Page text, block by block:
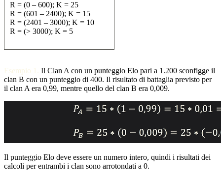
R = (0 – 600); K = 25
R = (601 – 2400); K = 15
R = (2401 – 3000); K = 10
R = (> 3000); K = 5
Esempio 1.
Il Clan A con un punteggio Elo pari a 1.200 sconfigge il
clan B con un punteggio di 400. Il risultato di battaglia previsto per
il clan A era 0,99, mentre quello del clan B era 0,009.
Il punteggio Elo deve essere un numero intero, quindi i risultati dei
calcoli per entrambi i clan sono arrotondati a 0.